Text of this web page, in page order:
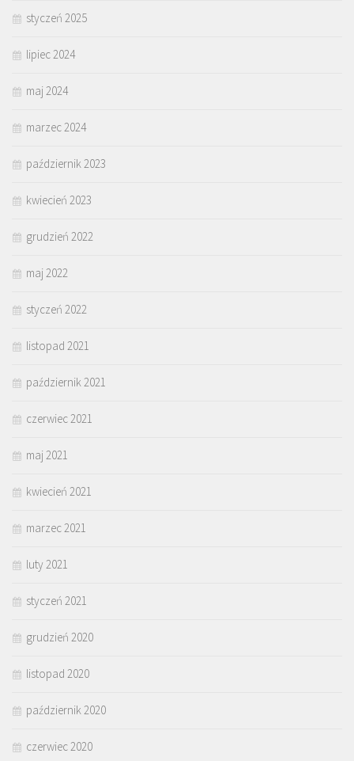
styczeń 2025
lipiec 2024
maj 2024
marzec 2024
październik 2023
kwiecień 2023
grudzień 2022
maj 2022
styczeń 2022
listopad 2021
październik 2021
czerwiec 2021
maj 2021
kwiecień 2021
marzec 2021
luty 2021
styczeń 2021
grudzień 2020
listopad 2020
październik 2020
czerwiec 2020